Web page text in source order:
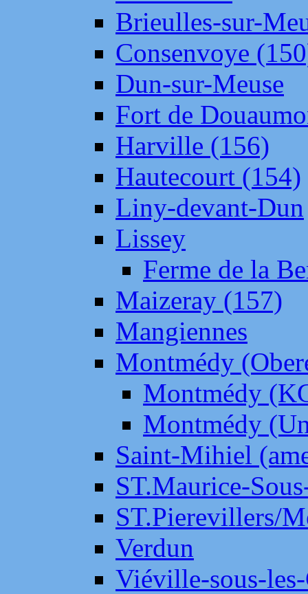
Brieulles-sur-
Consenvoye
Dun-sur-Meuse
Fort de
Harville (156)
Hautecourt (154)
Liny-devant-Dun
Lissey
Ferme de la
Maizeray (157)
Mangiennes
Montmédy
Montmédy
Montmédy
Saint-Mihiel
ST.Maurice-
ST.Pierevillers/
Verdun
Viéville-sous-